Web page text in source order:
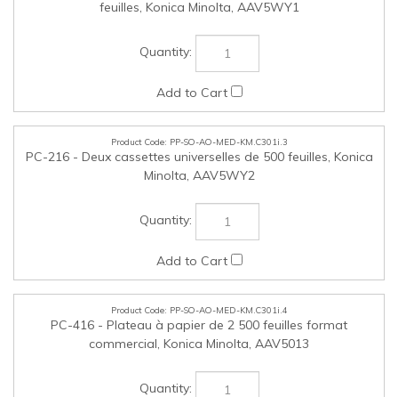
PC-416 - Plateau à papier de 2 500 feuilles format
commercial, Konica Minolta, AAV5013
PP-SO-AO-MED-KM.C301i.5
MK-730 - Guide pour bannière, Konica Minolta, A4MEWY2